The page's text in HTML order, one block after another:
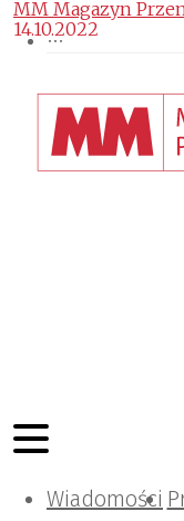
Wiadomości
Zarządzanie i
Tematy
MM Magazyn
14.10.2022